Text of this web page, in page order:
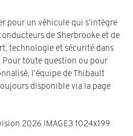
pour un véhicule qui s’intègre
de Sherbrooke et de
technologie et sécurité dans
Pour toute question ou pour
l’équipe de Thibault
disponible via la page